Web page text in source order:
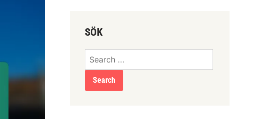
SÖK
Search